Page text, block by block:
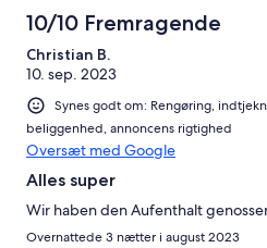
10/10 Fremragende
Christian B.
10. sep. 2023
Synes godt om: Rengøring,
beliggenhed, annoncens rigtighed
Oversæt med Google
Alles super
Wir haben den Aufenthalt
Overnattede 3 nætter i august 2023